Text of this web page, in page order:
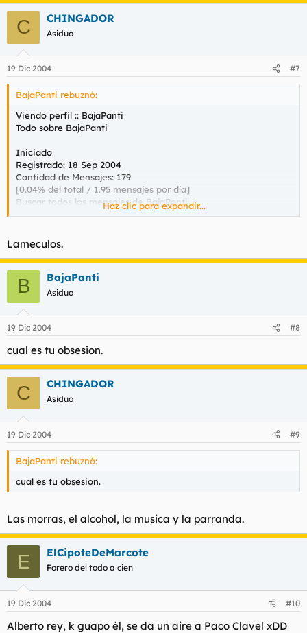
C CHINGADOR
Asiduo
19 Dic 2004 #7
BajaPanti rebuznó:
Viendo perfil :: BajaPanti
Todo sobre BajaPanti
Iniciado
Registrado: 18 Sep 2004
Cantidad de Mensajes: 179
[0.04% del total / 1.95 mensajes por día]
Buscar todos los mensajes de BajaPanti
Ubicación: En Puerto Rico follando dominicanas...
TODOS LOS TIEMPOS!!
Ocupación: PAJILLERO PROFESIONAL!!
Intereses: CULOS REDONDOS Y CARNOSOS!!
Haz clic para expandir...
Lameculos.
B BajaPanti
Asiduo
19 Dic 2004 #8
cual es tu obsesion.
C CHINGADOR
Asiduo
19 Dic 2004 #9
BajaPanti rebuznó:
cual es tu obsesion.
Las morras, el alcohol, la musica y la parranda.
E ElCipoteDeMarcote
Forero del todo a cien
19 Dic 2004 #10
Alberto rey, k guapo él, se da un aire a Paco Clavel xDD